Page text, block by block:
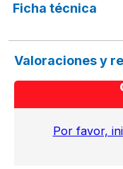
Ficha técnica
Valoraciones y
Por favor,